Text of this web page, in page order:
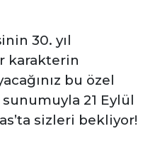
30. yıl
karakterin
bu özel
21 Eylül
sizleri bekliyor!